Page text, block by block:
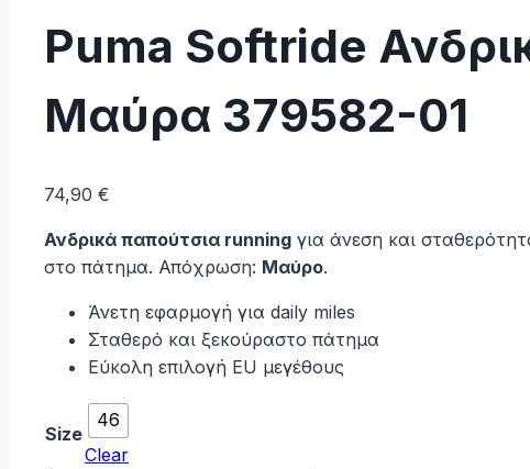
Puma Softride
Μαύρα 379582-01
74,90 €
Ανδρικά παπούτσια running για άνεση και
στο πάτημα. Απόχρωση: Μαύρο.
Άνετη εφαρμογή για daily miles
Σταθερό και ξεκούραστο πάτημα
Εύκολη επιλογή EU μεγέθους
Size
46
Clear